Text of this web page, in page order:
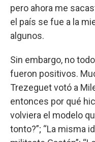
pero ahora me
el país se fue a la
algunos.
Sin embargo, no
fueron positivos.
Trezeguet votó a
entonces por qué
volviera el modelo
tonto?”; “La misma